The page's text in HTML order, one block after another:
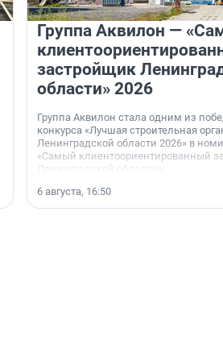
Группа Аквилон —
застройщик
области» 2026
Группа Аквилон стала одним из
конкурса «Лучшая строительная
Ленинградской области 2026» в
«Самый клиентоориентированный
Ленинградской области».
6 августа, 16:50